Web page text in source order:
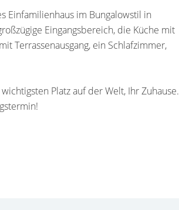
Einfamilienhaus im Bungalowstil in
Eingangsbereich, die Küche mit
Terrassenausgang, ein Schlafzimmer,
Platz auf der Welt, Ihr Zuhause.